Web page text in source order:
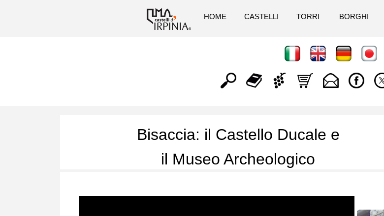
HOME CASTELLI TORRI BORGHI
Bisaccia: il Castello Ducale e
il Museo Archeologico